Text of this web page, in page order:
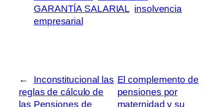
GARANTÍA SALARIAL insolvencia
empresarial
←
Inconstitucional las
reglas de cálculo de
las Pensiones de
El complemento de
pensiones por
maternidad y su